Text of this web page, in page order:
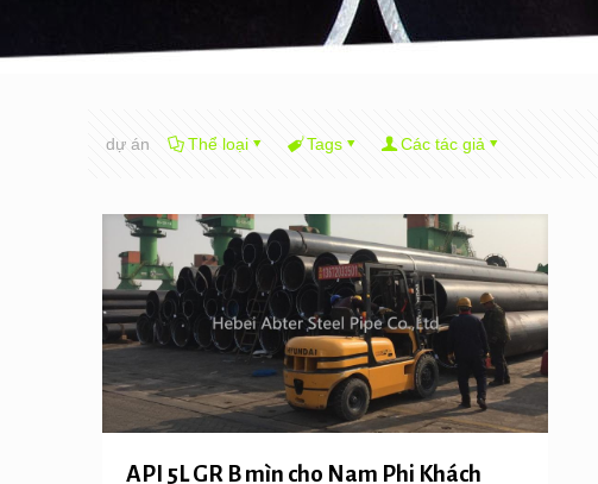
dự án Thể loại Tags Các tác giả
API 5L GR B mìn cho Nam Phi Khách